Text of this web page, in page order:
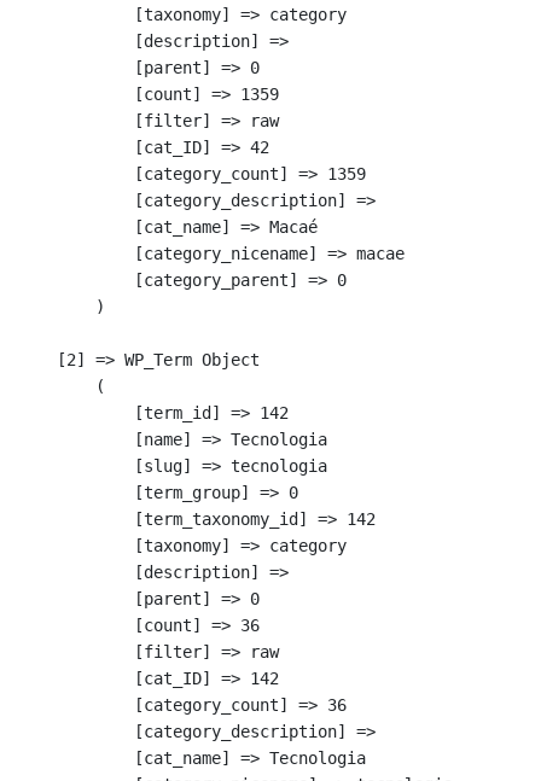
            [taxonomy] => category
            [description] =>
            [parent] => 0
            [count] => 1359
            [filter] => raw
            [cat_ID] => 42
            [category_count] => 1359
            [category_description] =>
            [cat_name] => Macaé
            [category_nicename] => macae
            [category_parent] => 0
        )
    [2] => WP_Term Object
        (
            [term_id] => 142
            [name] => Tecnologia
            [slug] => tecnologia
            [term_group] => 0
            [term_taxonomy_id] => 142
            [taxonomy] => category
            [description] =>
            [parent] => 0
            [count] => 36
            [filter] => raw
            [cat_ID] => 142
            [category_count] => 36
            [category_description] =>
            [cat_name] => Tecnologia